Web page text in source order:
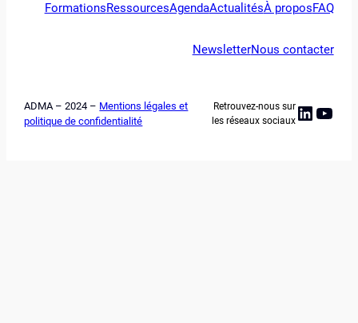
FormationsRessourcesAgendaActualitésÀ proposFAQ
NewsletterNous contacter
ADMA – 2024 – Mentions légales et
politique de confidentialité
Retrouvez-nous sur
les réseaux sociaux